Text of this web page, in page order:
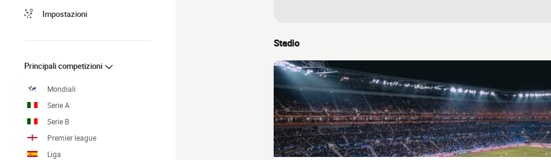
Impostazioni
Principali competizioni
Mondiali
Serie A
Serie B
Premier league
Liga
Stadio